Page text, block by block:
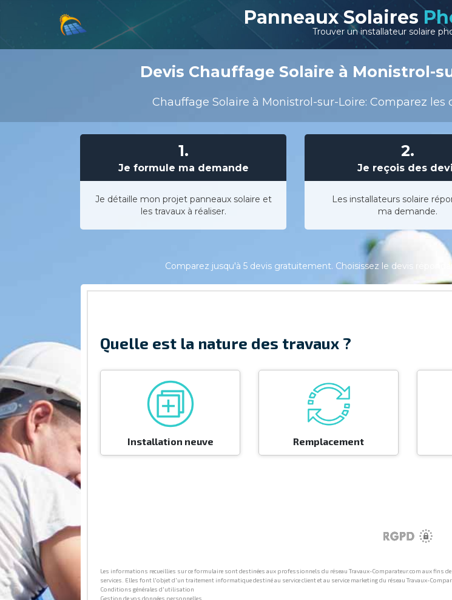
Panneaux Solaires
Trouver un installateur solaire
Devis Chauffage Solaire à Monistrol-
Chauffage Solaire à Monistrol-sur-Loire: Comparez
1.
Je formule ma demande
Je détaille mon projet panneaux solaire et
les travaux à réaliser.
2.
Je reçois des
Les installateurs solaire
ma demande.
Comparez jusqu'à 5 devis gratuitement. Choisissez le devis